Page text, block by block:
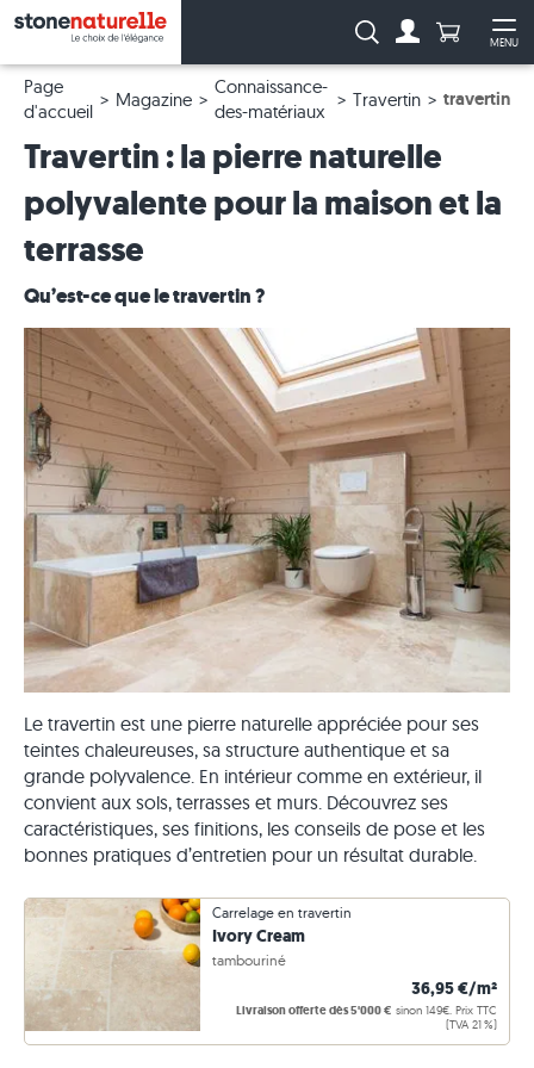
MENU
Recherche :Anzahl
Page
d'accueil
Magazine
Connaissance-
des-matériaux
Travertin travertin
Travertin : la pierre naturelle
polyvalente pour la maison et la
terrasse
Qu’est-ce que le travertin ?
Le travertin est une pierre naturelle appréciée pour ses
teintes chaleureuses, sa structure authentique et sa
grande polyvalence. En intérieur comme en extérieur, il
convient aux sols, terrasses et murs. Découvrez ses
caractéristiques, ses finitions, les conseils de pose et les
bonnes pratiques d’entretien pour un résultat durable.
Carrelage en travertin
Ivory Cream
tambouriné
36,95 €/m²
Livraison offerte dès 5'000 € sinon 149€. Prix TTC
(TVA 21 %)